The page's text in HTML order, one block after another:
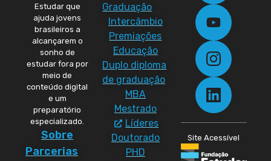
Estudar que
ajuda jovens
brasileiros a
alcançarem o
sonho de
estudar fora por
meio de
conteúdo digital
e um
preparatório
especializado.
Sobre
Parcerias
Graduação
Intercâmbio
Premiações
Educação
Duplo diploma
de graduação
MBA
Mestrado
Líderes
Doutorado
PHD
Site Acessível